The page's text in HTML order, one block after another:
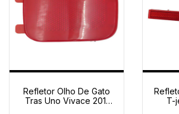
Refletor Olho De Gato
Tras Uno Vivace 2011
T-